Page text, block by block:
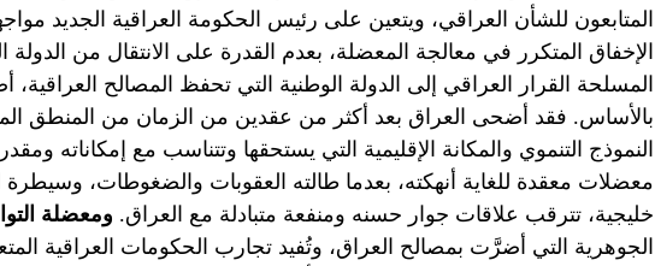
المتابعون للشأن العراقي، ويتعين على رئيس الحكومة العراقية الجديد
الإخفاق المتكرر في معالجة المعضلة، بعدم القدرة على الانتقال من الدولة
المسلحة القرار العراقي إلى الدولة الوطنية التي تحفظ المصالح العراقية،
بالأساس. فقد أضحى العراق بعد أكثر من عقدين من الزمان من المنطق
النموذج التنموي والمكانة الإقليمية التي يستحقها وتتناسب مع إمكاناته
معضلات معقدة للغاية أنهكته، بعدما طالته العقوبات والضغوطات، وسيطرة
خليجية، تترقب علاقات جوار حسنه ومنفعة متبادلة مع العراق. ومعضلة
الجوهرية التي أضرَّت بمصالح العراق، وتُفيد تجارب الحكومات العراقية